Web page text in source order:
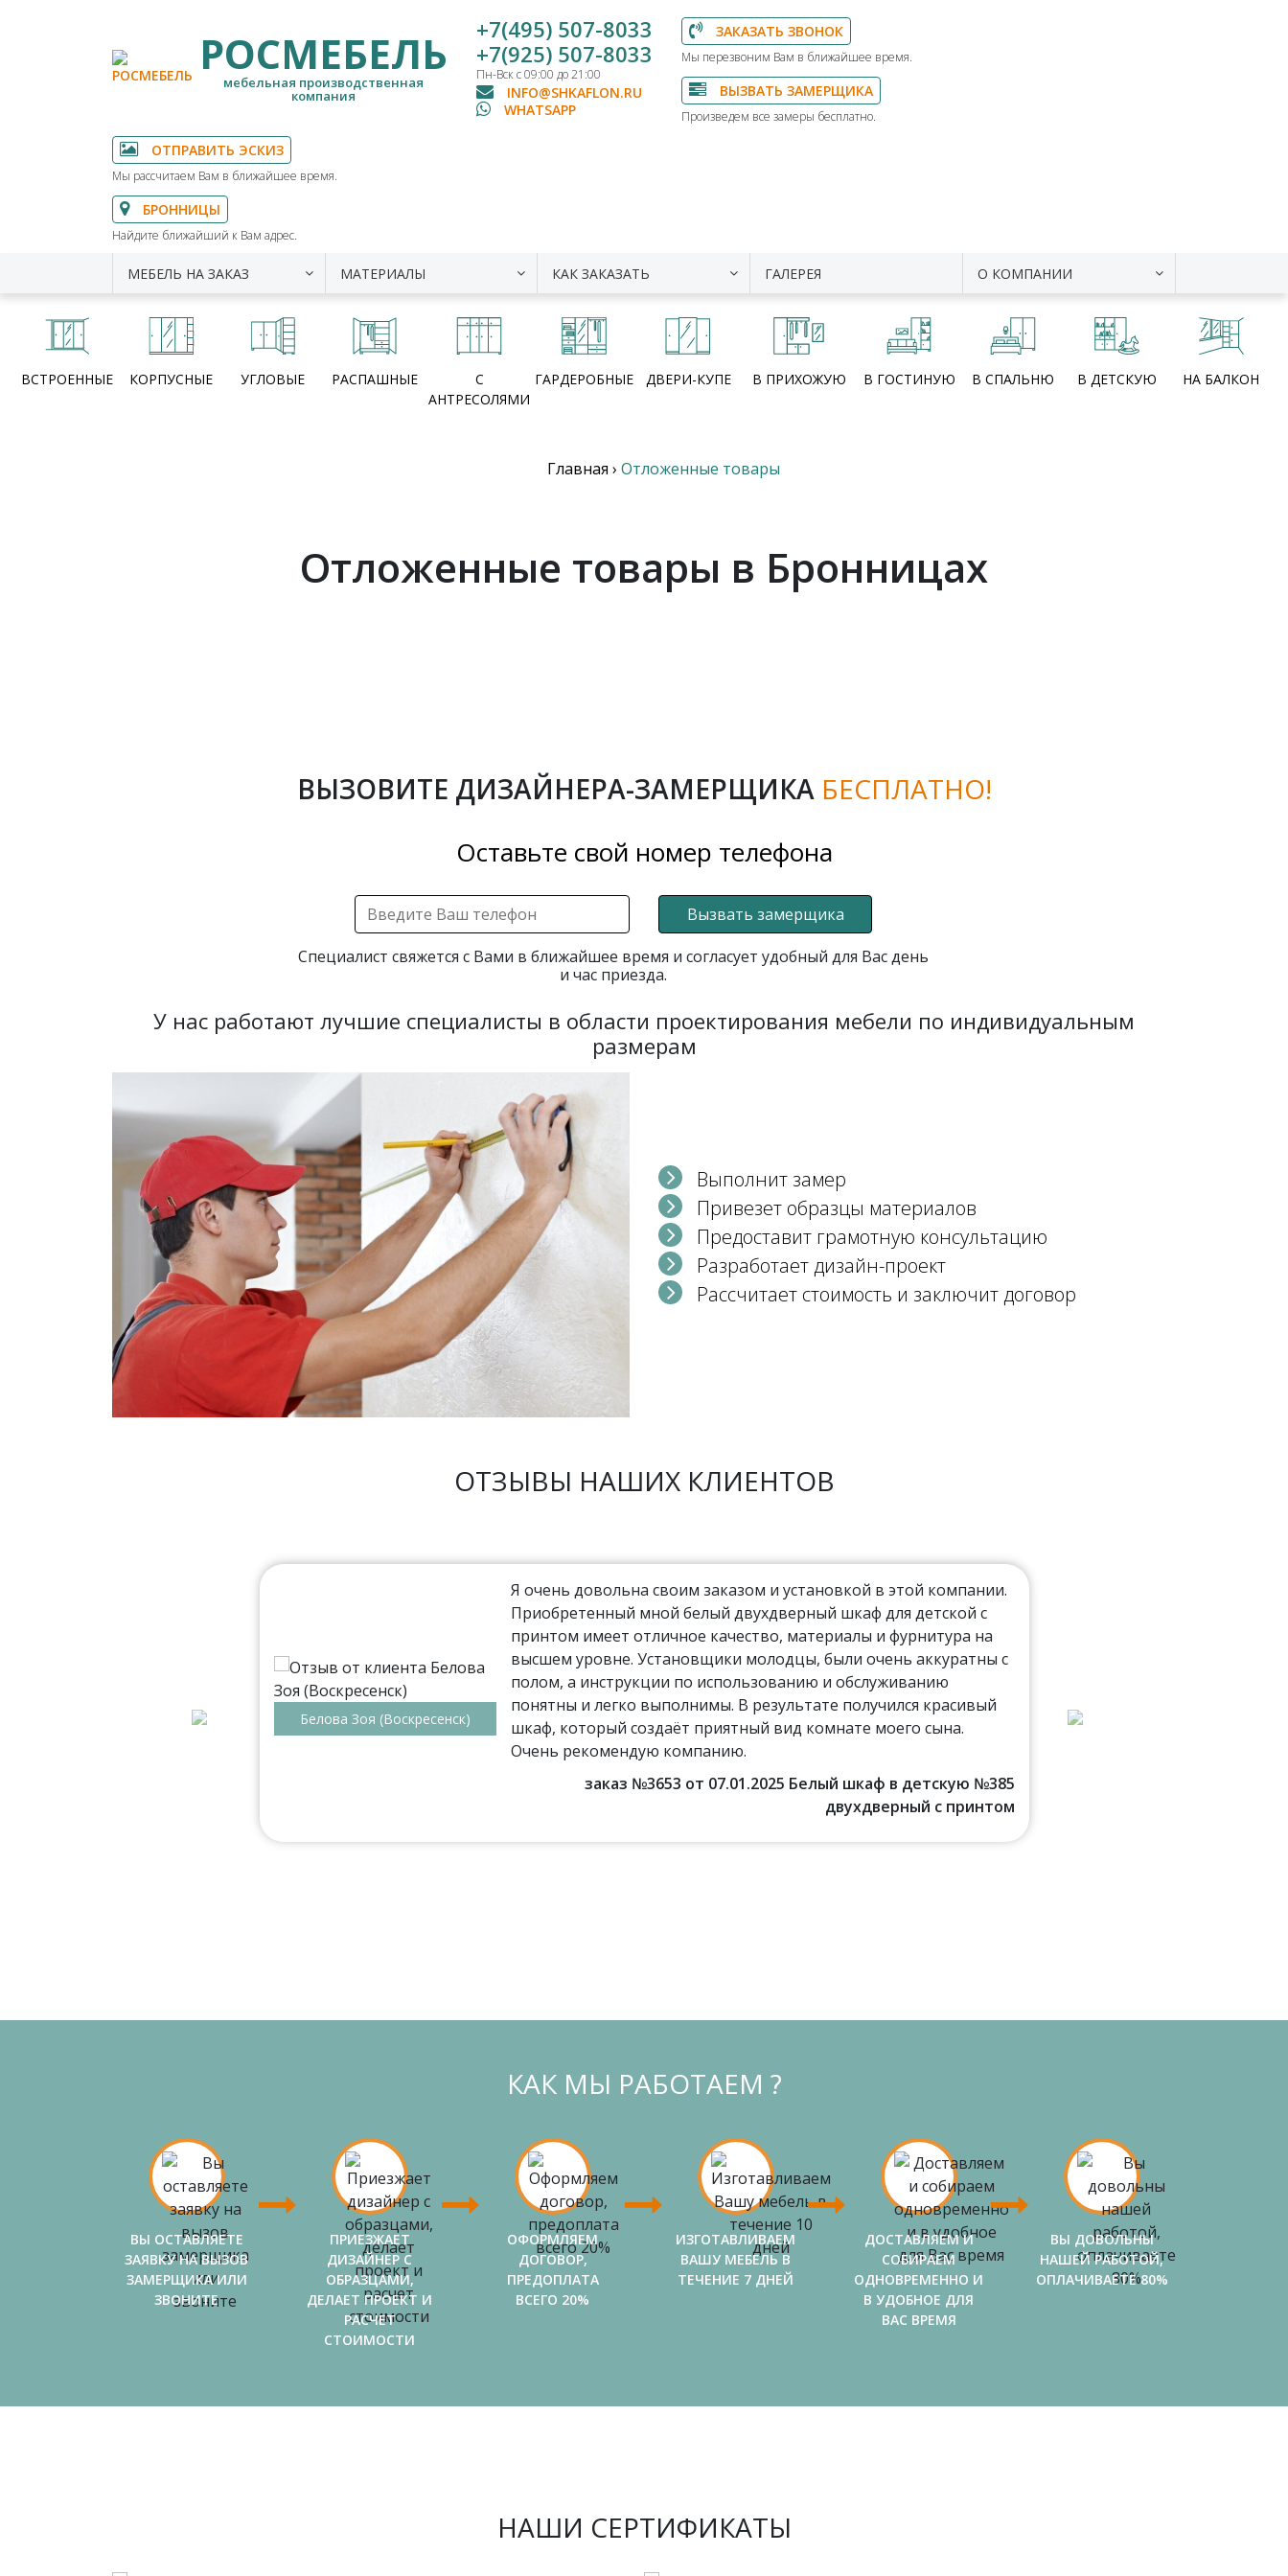
РОСМЕБЕЛЬ
мебельная производственная
компания
+7(495) 507-8033
+7(925) 507-8033
Пн-Вск с 09:00 до 21:00
INFO@SHKAFLON.RU
WHATSAPP
ЗАКАЗАТЬ ЗВОНОК
Мы перезвоним Вам в ближайшее время.
ВЫЗВАТЬ ЗАМЕРЩИКА
Произведем все замеры бесплатно.
ОТПРАВИТЬ ЭСКИЗ
Мы рассчитаем Вам в ближайшее время.
БРОННИЦЫ
Найдите ближайший к Вам адрес.
МЕБЕЛЬ НА ЗАКАЗ МАТЕРИАЛЫ КАК ЗАКАЗАТЬ ГАЛЕРЕЯ О КОМПАНИИ
ВСТРОЕННЫЕ КОРПУСНЫЕ УГЛОВЫЕ РАСПАШНЫЕ
С
АНТРЕСОЛЯМИ
ГАРДЕРОБНЫЕ ДВЕРИ-КУПЕ В ПРИХОЖУЮ В ГОСТИНУЮ В СПАЛЬНЮ В ДЕТСКУЮ НА БАЛКОН
Главная › Отложенные товары
Отложенные товары в Бронницах
ВЫЗОВИТЕ ДИЗАЙНЕРА-ЗАМЕРЩИКА БЕСПЛАТНО!
Оставьте свой номер телефона
Вызвать замерщика
Специалист свяжется с Вами в ближайшее время и согласует удобный для Вас день
и час приезда.
У нас работают лучшие специалисты в области проектирования мебели по индивидуальным
размерам
Выполнит замер
Привезет образцы материалов
Предоставит грамотную консультацию
Разработает дизайн-проект
Рассчитает стоимость и заключит договор
ОТЗЫВЫ НАШИХ КЛИЕНТОВ
день. Поэтому у меня
Белова Зоя (Воскресенск)
Я очень довольна своим заказом и установкой в этой компании.
Приобретенный мной белый двухдверный шкаф для детской с
принтом имеет отличное качество, материалы и фурнитура на
высшем уровне. Установщики молодцы, были очень аккуратны с
полом, а инструкции по использованию и обслуживанию
понятны и легко выполнимы. В результате получился красивый
шкаф, который создаёт приятный вид комнате моего сына.
Очень рекомендую компанию.
заказ №3653 от 07.01.2025 Белый шкаф в детскую №385
двухдверный с принтом
КАК МЫ РАБОТАЕМ ?
ВЫ ОСТАВЛЯЕТЕ
ЗАЯВКУ НА ВЫЗОВ
ЗАМЕРЩИКА ИЛИ
ЗВОНИТЕ
ПРИЕЗЖАЕТ
ДИЗАЙНЕР С
ОБРАЗЦАМИ,
ДЕЛАЕТ ПРОЕКТ И
РАСЧЕТ
СТОИМОСТИ
ОФОРМЛЯЕМ
ДОГОВОР,
ПРЕДОПЛАТА
ВСЕГО 20%
ИЗГОТАВЛИВАЕМ
ВАШУ МЕБЕЛЬ В
ТЕЧЕНИЕ 7 ДНЕЙ
ДОСТАВЛЯЕМ И
СОБИРАЕМ
ОДНОВРЕМЕННО И
В УДОБНОЕ ДЛЯ
ВАС ВРЕМЯ
ВЫ ДОВОЛЬНЫ
НАШЕЙ РАБОТОЙ,
ОПЛАЧИВАЕТЕ 80%
НАШИ СЕРТИФИКАТЫ